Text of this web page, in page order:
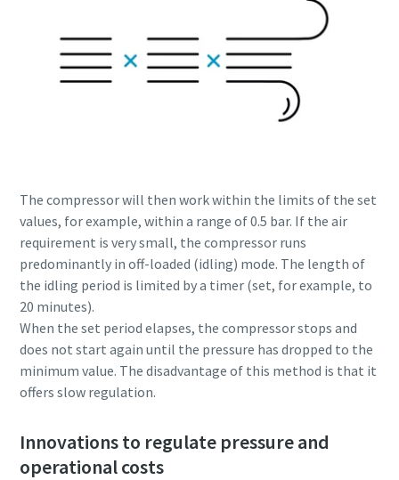
Everything you need to know about your
pneumatic conveying process
Discover how you can create a more efficient pneumatic
conveying process.
Find out
The compressor will then work within the limits of the set
values, for example, within a range of 0.5 bar. If the air
requirement is very small, the compressor runs
predominantly in off-loaded (idling) mode. The length of
the idling period is limited by a timer (set, for example, to
20 minutes).
When the set period elapses, the compressor stops and
does not start again until the pressure has dropped to the
minimum value. The disadvantage of this method is that it
offers slow regulation.
Innovations to regulate pressure and
operational costs